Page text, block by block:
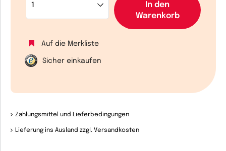
In den
Warenkorb
Auf die Merkliste
Sicher einkaufen
Zahlungsmittel und Lieferbedingungen
Lieferung ins Ausland zzgl. Versandkosten